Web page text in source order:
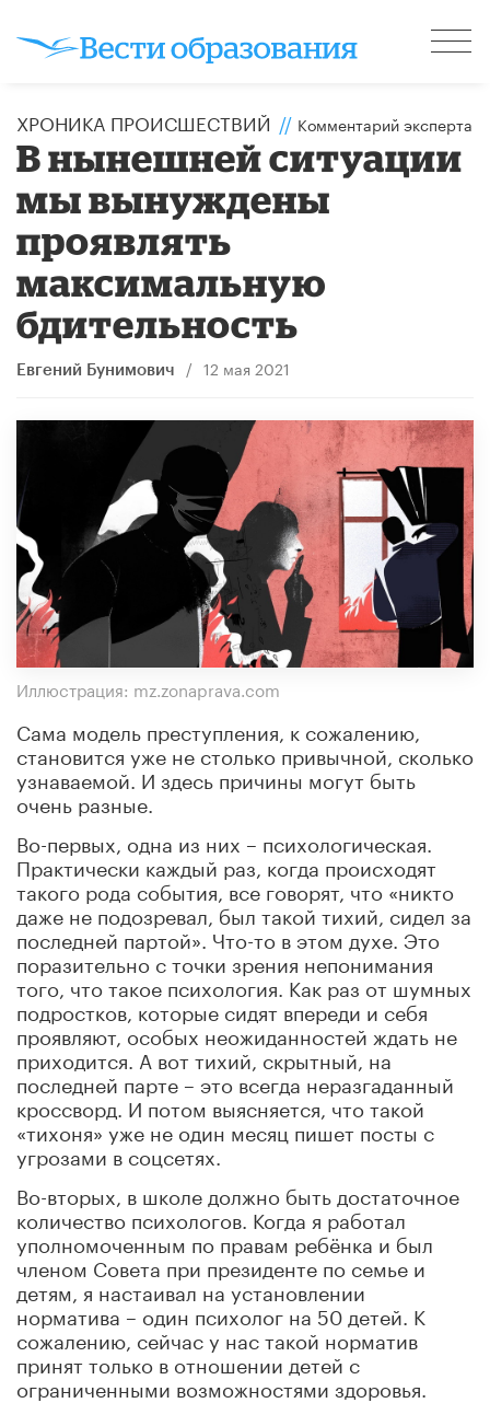
ХРОНИКА ПРОИСШЕСТВИЙ // Комментарий эксперта
В нынешней ситуации
мы вынуждены
проявлять
максимальную
бдительность
Евгений Бунимович / 12 мая 2021
Иллюстрация: mz.zonaprava.com
Сама модель преступления, к сожалению,
становится уже не столько привычной, сколько
узнаваемой. И здесь причины могут быть
очень разные.
Во-первых, одна из них – психологическая.
Практически каждый раз, когда происходят
такого рода события, все говорят, что «никто
даже не подозревал, был такой тихий, сидел за
последней партой». Что-то в этом духе. Это
поразительно с точки зрения непонимания
того, что такое психология. Как раз от шумных
подростков, которые сидят впереди и себя
проявляют, особых неожиданностей ждать не
приходится. А вот тихий, скрытный, на
последней парте – это всегда неразгаданный
кроссворд. И потом выясняется, что такой
«тихоня» уже не один месяц пишет посты с
угрозами в соцсетях.
Во-вторых, в школе должно быть достаточное
количество психологов. Когда я работал
уполномоченным по правам ребёнка и был
членом Совета при президенте по семье и
детям, я настаивал на установлении
норматива – один психолог на 50 детей. К
сожалению, сейчас у нас такой норматив
принят только в отношении детей с
ограниченными возможностями здоровья.